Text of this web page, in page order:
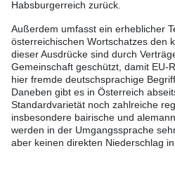
Habsburgerreich zurück.
Außerdem umfasst ein erheblicher
österreichischen Wortschatzes den
dieser Ausdrücke sind durch
Gemeinschaft geschützt, damit EU-
hier fremde deutschsprachige
Daneben gibt es in Österreich
Standardvarietät noch zahlreiche
insbesondere bairische und
werden in der Umgangssprache
aber keinen direkten Niederschlag